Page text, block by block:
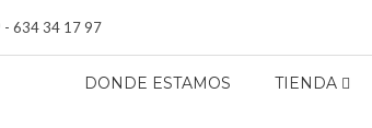
634 34 17 97
DONDE ESTAMOS TIENDA